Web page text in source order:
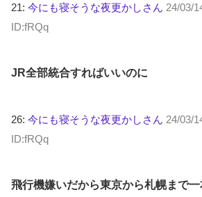
21: 今にも寝そうな夜更かしさん 24/03/
ID:fRQq
JR全部統合すればいいのに
26: 今にも寝そうな夜更かしさん 24/03/
ID:fRQq
飛行機嫌いだから東京から札幌まで